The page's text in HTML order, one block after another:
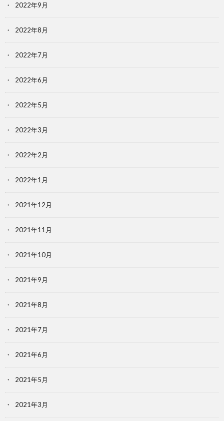
2022年9月
2022年8月
2022年7月
2022年6月
2022年5月
2022年3月
2022年2月
2022年1月
2021年12月
2021年11月
2021年10月
2021年9月
2021年8月
2021年7月
2021年6月
2021年5月
2021年3月